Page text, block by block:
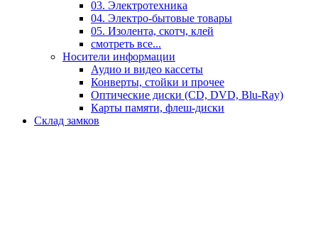
03. Электротехника
04. Электро-бытовые товары
05. Изолента, скотч, клей
смотреть все...
Носители информации
Аудио и видео кассеты
Конверты, стойки и прочее
Оптические диски (CD, DVD, Blu-Ray)
Карты памяти, флеш-диски
Склад замков